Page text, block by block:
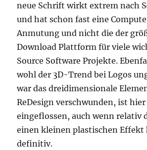
neue Schrift wirkt extrem nach
und hat schon fast eine
Anmutung und nicht die der
Download Plattform für viele
Source Software Projekte.
wohl der 3D-Trend bei Logos
war das dreidimensionale
ReDesign verschwunden, ist hier
eingeflossen, auch wenn relativ
einen kleinen plastischen Effekt
definitiv.